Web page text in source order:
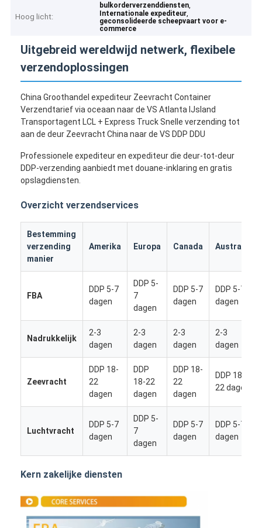
Hoog licht:
bulkorderverzenddiensten,
Internationale expediteur,
geconsolideerde scheepvaart voor e-
commerce
Uitgebreid wereldwijd netwerk, flexibele
verzendoplossingen
China Groothandel expediteur Zeevracht Container
Verzendtarief via oceaan naar de VS Atlanta IJsland
Transportagent LCL + Express Truck Snelle verzending tot
aan de deur Zeevracht China naar de VS DDP DDU
Professionele expediteur en expediteur die deur-tot-deur
DDP-verzending aanbiedt met douane-inklaring en gratis
opslagdiensten.
Overzicht verzendservices
Bestemming
verzending
manier
Amerika Europa Canada Australië
FBA
DDP 5-7
dagen
DDP 5-
7
dagen
DDP 5-7
dagen
DDP 5-7
dagen
Nadrukkelijk
2-3
dagen
2-3
dagen
2-3
dagen
2-3
dagen
Zeevracht
DDP 18-
22
dagen
DDP
18-22
dagen
DDP 18-
22
dagen
DDP 18-
22 dagen
Luchtvracht
DDP 5-7
dagen
DDP 5-
7
dagen
DDP 5-7
dagen
DDP 5-7
dagen
Kern zakelijke diensten